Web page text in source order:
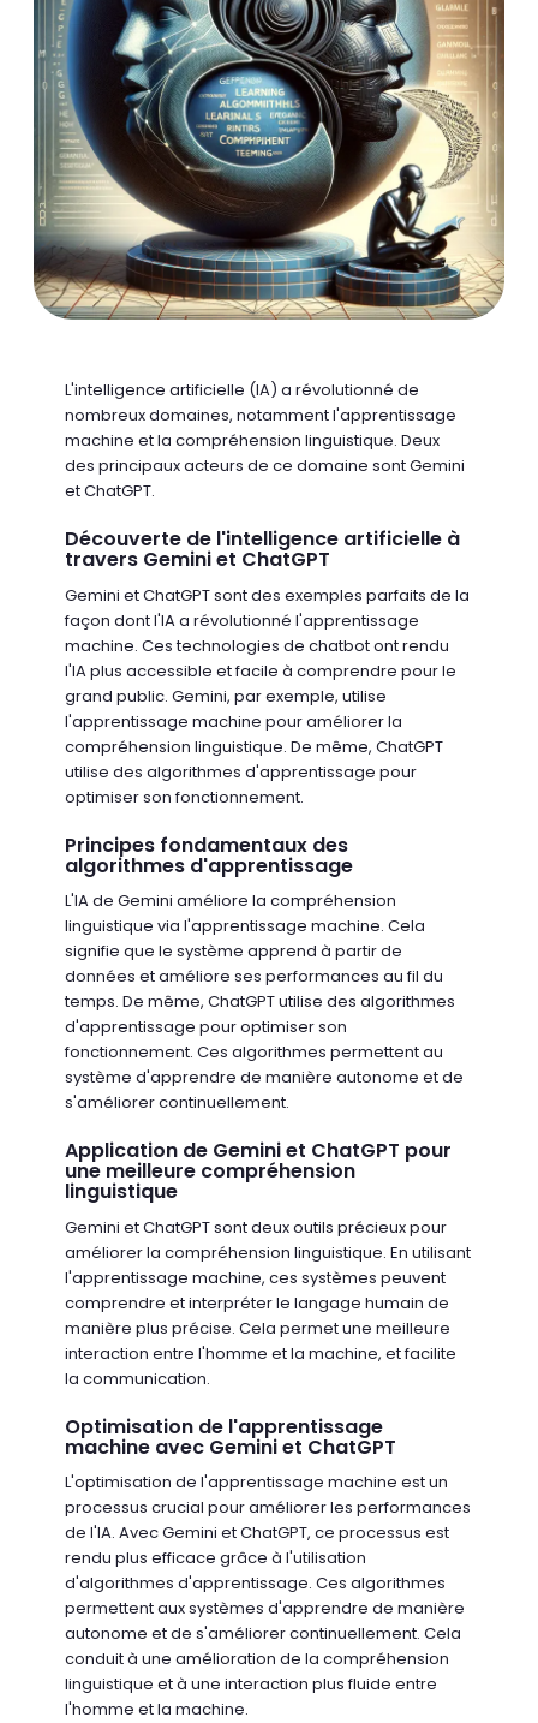
L'intelligence artificielle (IA) a révolutionné de
nombreux domaines, notamment l'apprentissage
machine et la compréhension linguistique. Deux
des principaux acteurs de ce domaine sont Gemini
et ChatGPT.
Découverte de l'intelligence artificielle à
travers Gemini et ChatGPT
Gemini et ChatGPT sont des exemples parfaits de la
façon dont l'IA a révolutionné l'apprentissage
machine. Ces technologies de chatbot ont rendu
l'IA plus accessible et facile à comprendre pour le
grand public. Gemini, par exemple, utilise
l'apprentissage machine pour améliorer la
compréhension linguistique. De même, ChatGPT
utilise des algorithmes d'apprentissage pour
optimiser son fonctionnement.
Principes fondamentaux des
algorithmes d'apprentissage
L'IA de Gemini améliore la compréhension
linguistique via l'apprentissage machine. Cela
signifie que le système apprend à partir de
données et améliore ses performances au fil du
temps. De même, ChatGPT utilise des algorithmes
d'apprentissage pour optimiser son
fonctionnement. Ces algorithmes permettent au
système d'apprendre de manière autonome et de
s'améliorer continuellement.
Application de Gemini et ChatGPT pour
une meilleure compréhension
linguistique
Gemini et ChatGPT sont deux outils précieux pour
améliorer la compréhension linguistique. En utilisant
l'apprentissage machine, ces systèmes peuvent
comprendre et interpréter le langage humain de
manière plus précise. Cela permet une meilleure
interaction entre l'homme et la machine, et facilite
la communication.
Optimisation de l'apprentissage
machine avec Gemini et ChatGPT
L'optimisation de l'apprentissage machine est un
processus crucial pour améliorer les performances
de l'IA. Avec Gemini et ChatGPT, ce processus est
rendu plus efficace grâce à l'utilisation
d'algorithmes d'apprentissage. Ces algorithmes
permettent aux systèmes d'apprendre de manière
autonome et de s'améliorer continuellement. Cela
conduit à une amélioration de la compréhension
linguistique et à une interaction plus fluide entre
l'homme et la machine.